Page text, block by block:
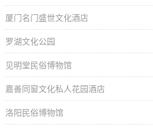
厦门名门盛世文化酒店
罗湖文化公园
见明堂民俗博物馆
嘉善同窗文化私人花园酒店
洛阳民俗博物馆